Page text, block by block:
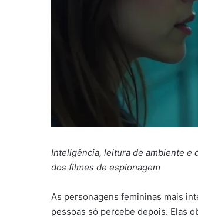
Inteligência, leitura de ambiente e
dos filmes de espionagem
As personagens femininas mais
pessoas só percebe depois. Elas